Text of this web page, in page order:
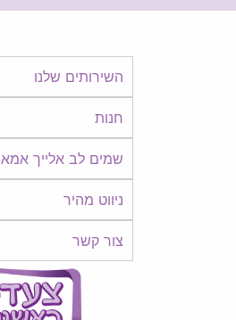
השירותים שלנו
חנות
שמים לב אלייך אמא​​
ניווט מהיר
צור קשר